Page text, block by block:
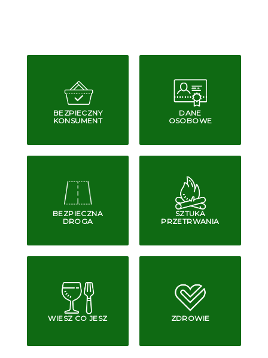
BEZPIECZNY
KONSUMENT
DANE
OSOBOWE
BEZPIECZNA
DROGA
SZTUKA
PRZETRWANIA
WIESZ CO JESZ ZDROWIE